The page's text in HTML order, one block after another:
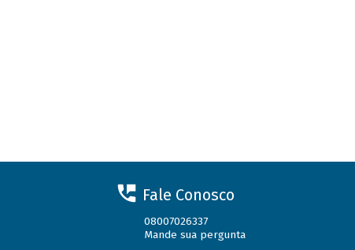
Fale Conosco
08007026337
Mande sua pergunta